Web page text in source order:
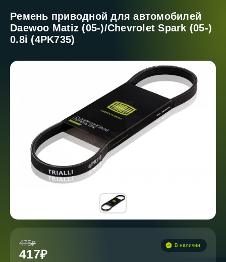
Ремень приводной для автомобилей
Daewoo Matiz (05-)/Chevrolet Spark (05-)
0.8i (4PK735)
475
417
В наличии